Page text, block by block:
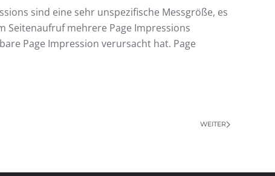
sind eine sehr unspezifische Messgröße, es
Seitenaufruf mehrere Page Impressions
Page Impression verursacht hat. Page
WEITER